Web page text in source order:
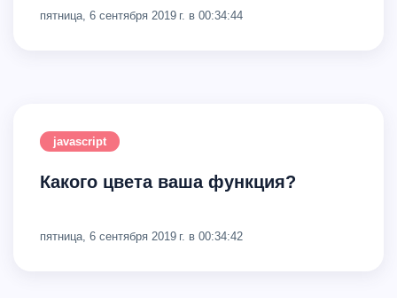
пятница, 6 сентября 2019 г. в 00:34:44
javascript
Какого цвета ваша функция?
пятница, 6 сентября 2019 г. в 00:34:42